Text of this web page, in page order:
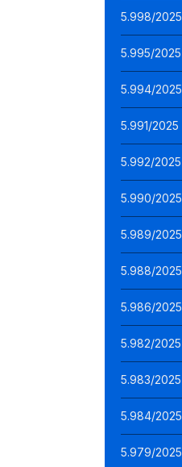
5.998/2025
5.995/2025
5.994/2025
5.991/2025
5.992/2025
5.990/2025
5.989/2025
5.988/2025
5.986/2025
5.982/2025
5.983/2025
5.984/2025
5.979/2025